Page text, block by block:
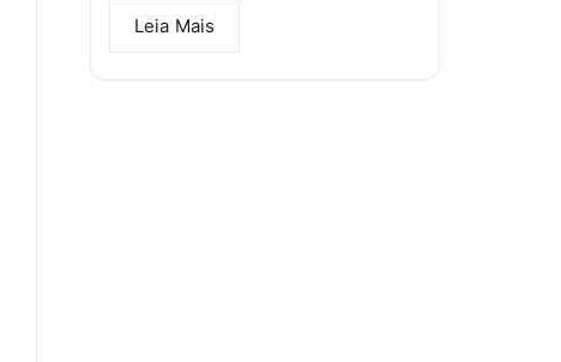
Leia Mais